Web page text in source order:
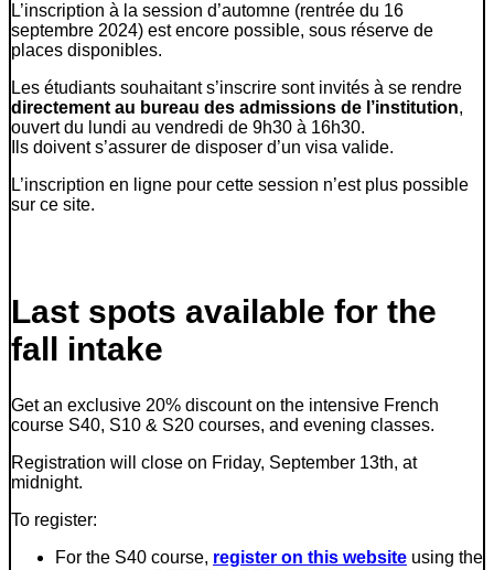
L’inscription à la session d’automne (rentrée du 16
septembre 2024) est encore possible, sous réserve de
places disponibles.
Les étudiants souhaitant s’inscrire sont invités à se rendre
directement au bureau des admissions de l’institution,
ouvert du lundi au vendredi de 9h30 à 16h30.
Ils doivent s’assurer de disposer d’un visa valide.
L’inscription en ligne pour cette session n’est plus possible
sur ce site.
Last spots available for the
fall intake
Get an exclusive 20% discount on the intensive French
course S40, S10 & S20 courses, and evening classes.
Registration will close on Friday, September 13th, at
midnight.
To register:
For the S40 course, register on this website using the